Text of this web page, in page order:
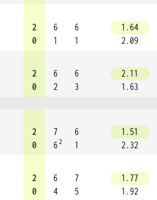
2
0
6
1
6
1
1.64
2.09
2
0
6
2
6
3
2.11
1.63
2
0
7
62
6
1
1.51
2.32
2
0
6
4
7
5
1.77
1.92